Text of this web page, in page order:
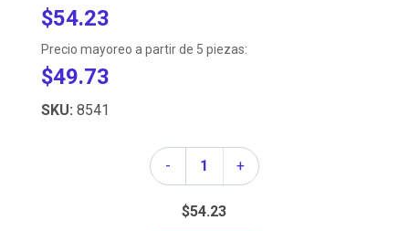
$54.23
Precio mayoreo a partir de 5 piezas:
$49.73
SKU: 8541
-
Cantidad +
$54.23